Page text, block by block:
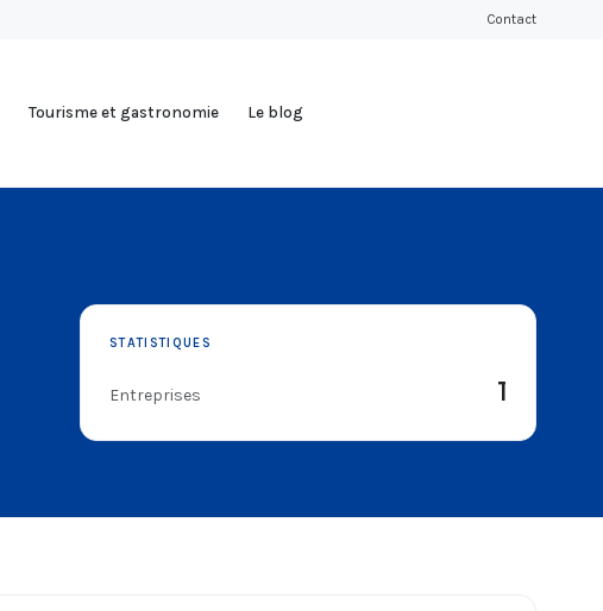
Contact
Tourisme et gastronomie Le blog
STATISTIQUES
Entreprises 1